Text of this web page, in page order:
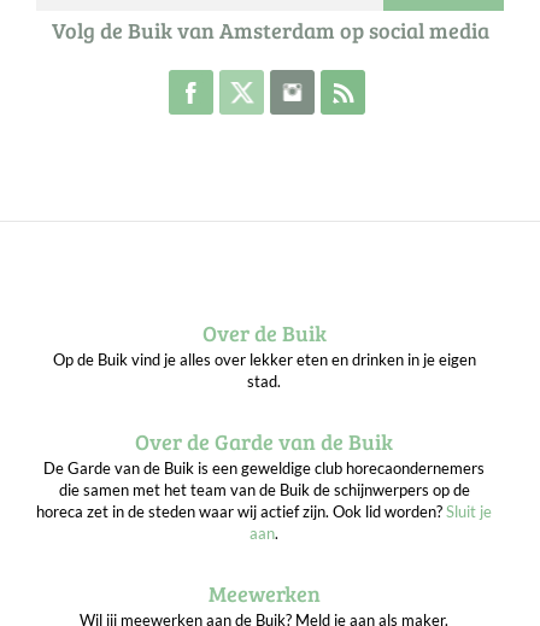
Volg de Buik van Amsterdam op social media
Volg de Buik op Facebook
Volg de Buik op Twitter
Volg de Buik op Instagram
Over de Buik
Op de Buik vind je alles over lekker eten en drinken in je eigen
stad.
Over de Garde van de Buik
De Garde van de Buik is een geweldige club horecaondernemers
die samen met het team van de Buik de schijnwerpers op de
horeca zet in de steden waar wij actief zijn. Ook lid worden?Sluit je
aan.
Meewerken
Wil jij meewerken aan de Buik? Meld je aan als maker.